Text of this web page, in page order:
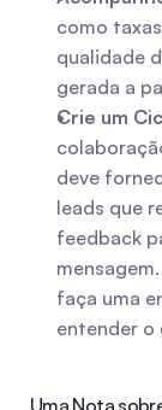
como
qualidade
gerada a
Crie um
deve
leads que
feedback
faça uma
entender o
Uma Nota